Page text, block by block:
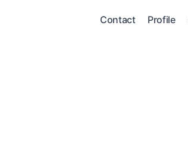
Contact Profile